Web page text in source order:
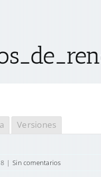
Versiones
| Sin comentarios